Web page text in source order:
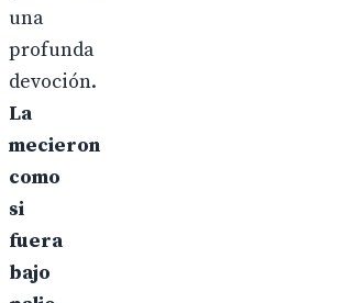
una
profunda
devoción.
La
mecieron
como
si
fuera
bajo